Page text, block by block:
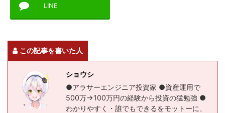
LINE
この記事を書いた人
ショウシ
●アラサーエンジニア投資家 ●資産運用で
500万→100万円の経験から投資の猛勉強 ●
わかりやすく・誰でもできるをモットーに、